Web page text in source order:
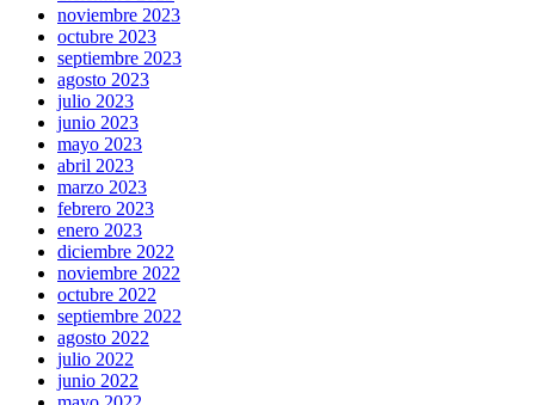
noviembre 2023
octubre 2023
septiembre 2023
agosto 2023
julio 2023
junio 2023
mayo 2023
abril 2023
marzo 2023
febrero 2023
enero 2023
diciembre 2022
noviembre 2022
octubre 2022
septiembre 2022
agosto 2022
julio 2022
junio 2022